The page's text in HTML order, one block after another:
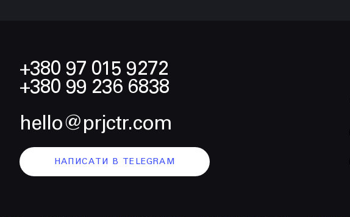
+380 97 015 9272
+380 99 236 6838
hello@prjctr.com
НАПИСАТИ В TELEGRAM